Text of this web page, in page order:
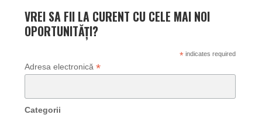
VREI SA FII LA CURENT CU CELE MAI NOI
OPORTUNITĂȚI?
*indicates required
Adresa electronică *
Categorii